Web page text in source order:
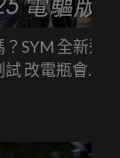
SYM 全新迪
改電瓶會更